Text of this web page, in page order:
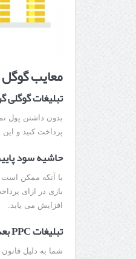
معایب
تبلیغات گوگلی
پرداخت کنید و
حاشیه سود
بازی در ازای
افزایش می یابد.
تبلیغات PPC بعد از مدتی کهنه می شود
شما به دلیل